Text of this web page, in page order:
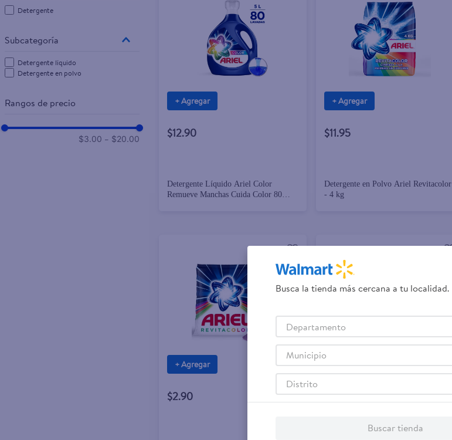
Detergente
Detergente líquido
Detergente en polvo
Rangos de precio
$3.00 – $20.00
+ Agregar
$12.90
Detergente Líquido Ariel Color
Remueve Manchas Cuida Color 80
+ Agregar
$11.95
Detergente en Polvo Ariel Revitacolor
- 4 kg
+ Agregar
$2.90
+ Agregar
$9.10
Busca la tienda más cercana a tu localidad.
Departamento
Municipio
Distrito
Buscar tienda